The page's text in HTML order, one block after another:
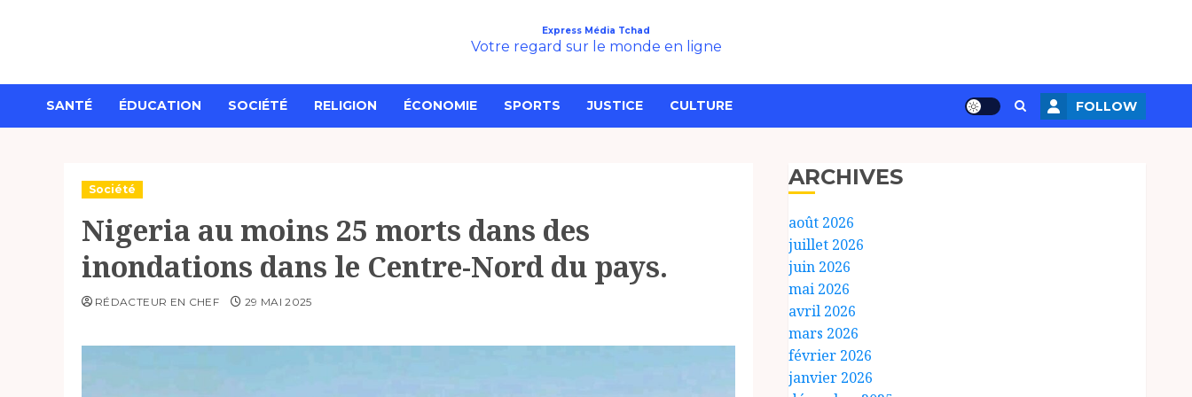
Express Média Tchad
Votre regard sur le monde en ligne
SANTÉ ÉDUCATION SOCIÉTÉ RELIGION ÉCONOMIE SPORTS JUSTICE CULTURE FOLLOW
Société
Nigeria au moins 25 morts dans des
inondations dans le Centre-Nord du pays.
RÉDACTEUR EN CHEF 29 MAI 2025
ARCHIVES
août 2026
juillet 2026
juin 2026
mai 2026
avril 2026
mars 2026
février 2026
janvier 2026